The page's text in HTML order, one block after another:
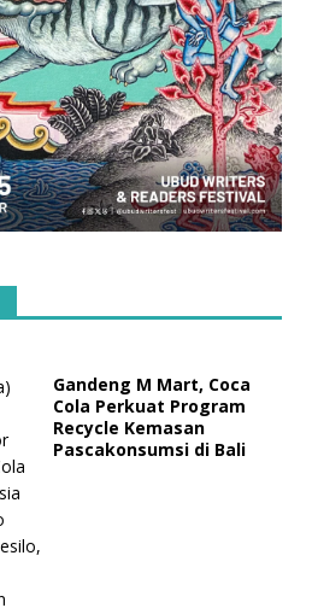
Gandeng M Mart, Coca
Cola Perkuat Program
Recycle Kemasan
Pascakonsumsi di Bali